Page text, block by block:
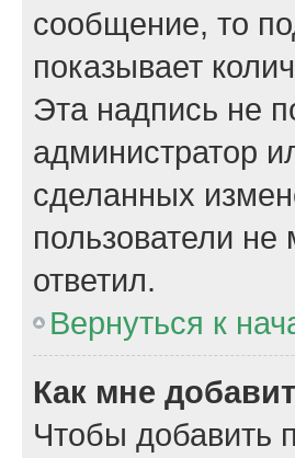
сообщение, то
показывает
Эта надпись не
администратор
сделанных
пользователи
ответил.
Вернуться к
Как мне
Чтобы добавить